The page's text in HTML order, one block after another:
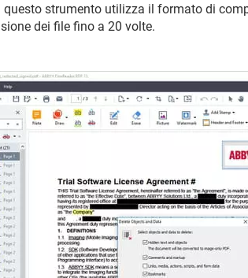
questo strumento utilizza il formato di
dei file fino a 20 volte.